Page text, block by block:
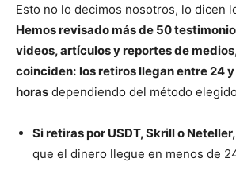
Esto no lo decimos nosotros, lo dicen
Hemos revisado más de 50
videos, artículos y reportes de
coinciden: los retiros llegan entre 24 y
horas dependiendo del método
Si retiras por USDT, Skrill o Neteller,
que el dinero llegue en menos de